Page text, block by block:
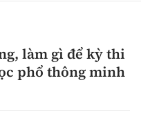
làm gì để kỳ thi
phổ thông minh